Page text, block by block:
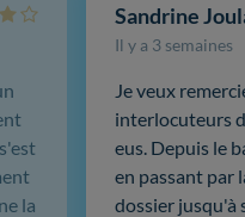
Sandrine
Il y a 3 semaines
Je veux
interlocuteurs
eus. Depuis le
en passant par
dossier jusqu'à
la